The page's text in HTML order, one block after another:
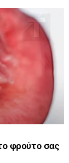
φρούτο σας